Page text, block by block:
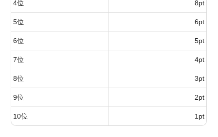
4位 8pt
5位 6pt
6位 5pt
7位 4pt
8位 3pt
9位 2pt
10位 1pt